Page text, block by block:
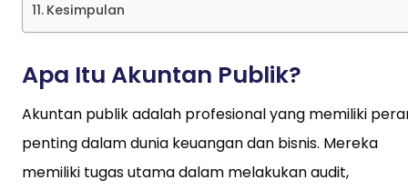
Kesimpulan
Apa Itu Akuntan Publik?
Akuntan publik adalah profesional yang memiliki
penting dalam dunia keuangan dan bisnis. Mereka
memiliki tugas utama dalam melakukan audit,